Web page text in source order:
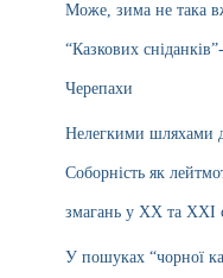
Може, зима не така
“Казкових
Черепахи
Нелегкими шляхами
Соборність як
змагань у ХХ та ХХІ
У пошуках “чорної